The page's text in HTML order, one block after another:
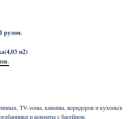
1 рулон.
м2)
TV-зоны, камины, коридоров и кухонь(в
и комнаты с басейном.